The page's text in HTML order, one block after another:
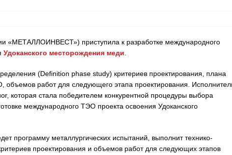
«МЕТАЛЛОИНВЕСТ») приступила к разработке международного
Удоканского месторождения меди
(Definition phase study) критериев проектирования, плана
объемов работ для следующего этапа проектирования.
которая стала победителем конкурентной процедуры выбора
международного ТЭО проекта освоения Удоканского
программу металлургических испытаний, выполнит технико-
проектирования и объемов работ для следующих этапов